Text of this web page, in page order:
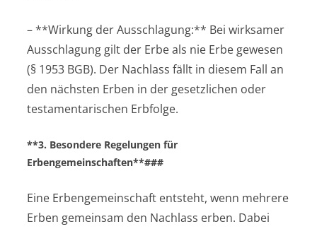
– **Wirkung der Ausschlagung:** Bei wirksamer
Ausschlagung gilt der Erbe als nie Erbe gewesen
(§ 1953 BGB). Der Nachlass fällt in diesem Fall an
den nächsten Erben in der gesetzlichen oder
testamentarischen Erbfolge.
**3. Besondere Regelungen für
Erbengemeinschaften**###
Eine Erbengemeinschaft entsteht, wenn mehrere
Erben gemeinsam den Nachlass erben. Dabei